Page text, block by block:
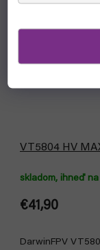
VT5804 HV
skladom, ihneď
€41,90
DarwinFPV